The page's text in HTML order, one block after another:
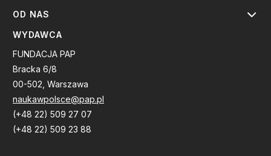
OD NAS
WYDAWCA
FUNDACJA PAP
Bracka 6/8
00-502, Warszawa
naukawpolsce@pap.pl
(+48 22) 509 27 07
(+48 22) 509 23 88